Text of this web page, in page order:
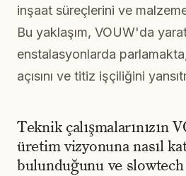
inşaat süreçlerini ve
Bu yaklaşım, VOUW'da
enstalasyonlarda
açısını ve titiz işçiliğini
Teknik çalışmalarınızın
üretim vizyonuna nasıl
bulunduğunu ve